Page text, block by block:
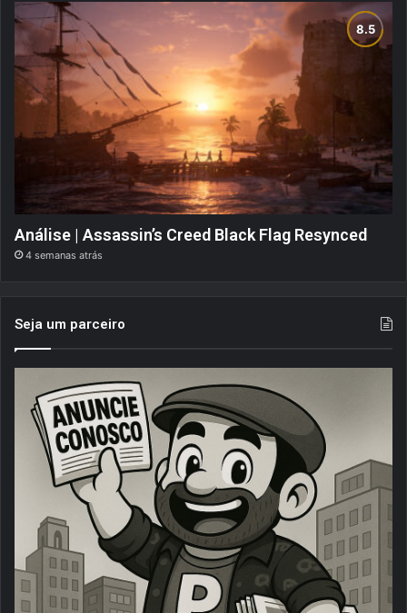
Análise | Assassin’s Creed Black Flag Resynced
4 semanas atrás
Seja um parceiro